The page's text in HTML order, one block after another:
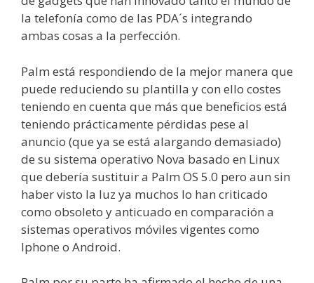
la telefonía como de las PDA´s integrando
ambas cosas a la perfección.
Palm está respondiendo de la mejor manera que
puede reduciendo su plantilla y con ello costes
teniendo en cuenta que más que beneficios está
teniendo prácticamente pérdidas pese al
anuncio (que ya se está alargando demasiado)
de su sistema operativo Nova basado en Linux
que debería sustituir a Palm OS 5.0 pero aun sin
haber visto la luz ya muchos lo han criticado
como obsoleto y anticuado en comparación a
sistemas operativos móviles vigentes como
Iphone o Android.